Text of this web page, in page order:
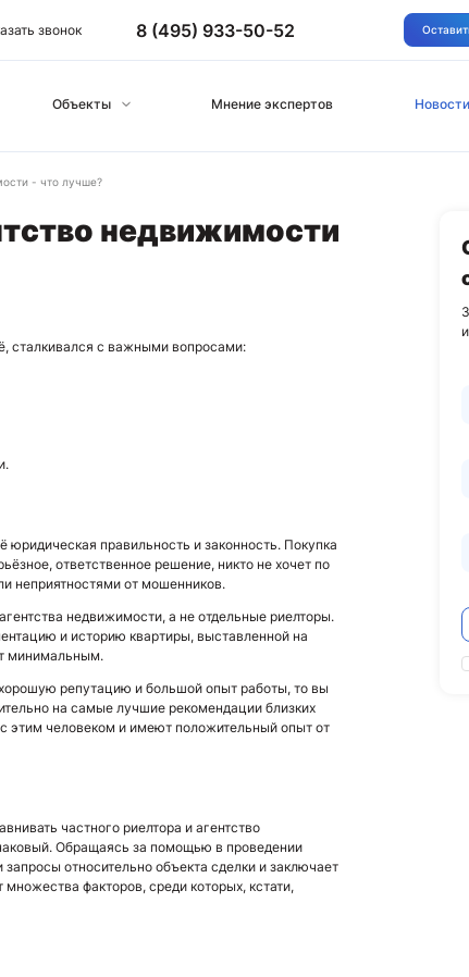
звонок 8 (495) 933-50-52
Объекты Мнение экспертов Новости
- что лучше?
недвижимости
сталкивался с важными вопросами:
правильность и законность. Покупка
ответственное решение, никто не хочет по
неприятностями от мошенников.
недвижимости, а не отдельные риелторы.
и историю квартиры, выставленной на
минимальным.
репутацию и большой опыт работы, то вы
на самые лучшие рекомендации близких
этим человеком и имеют положительный опыт от
частного риелтора и агентство
Обращаясь за помощью в проведении
относительно объекта сделки и заключает
факторов, среди которых, кстати,